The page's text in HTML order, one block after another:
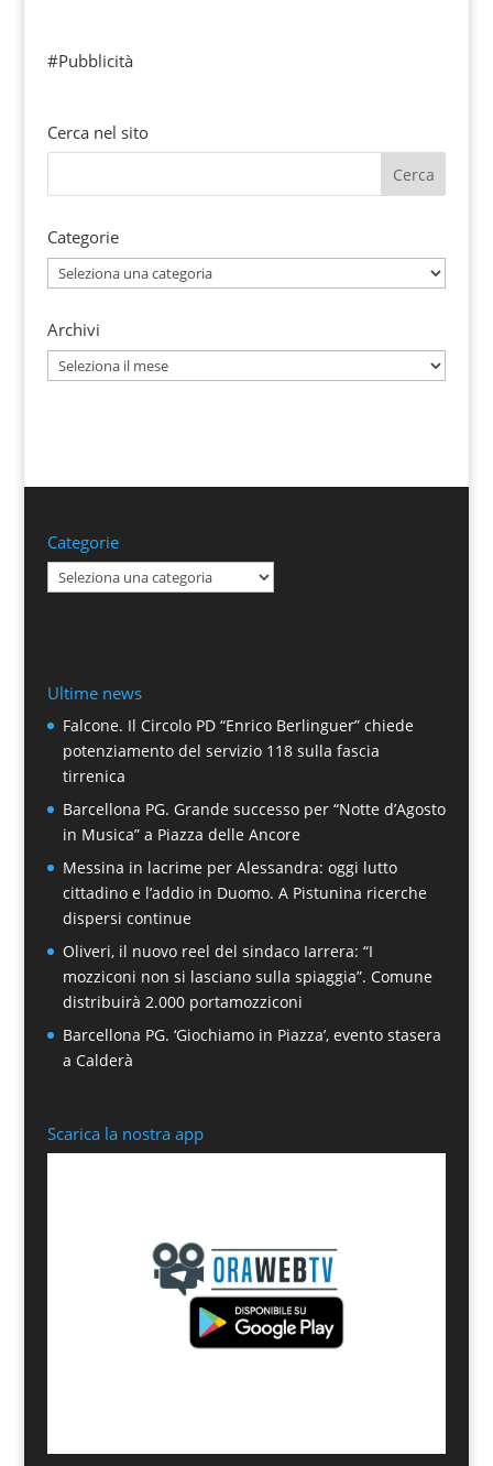
#Pubblicità
Cerca nel sito
Categorie
Categorie
Archivi
Archivi
Categorie
Categorie
Ultime news
Falcone. Il Circolo PD “Enrico Berlinguer” chiede
potenziamento del servizio 118 sulla fascia
tirrenica
Barcellona PG. Grande successo per “Notte d’Agosto
in Musica” a Piazza delle Ancore
Messina in lacrime per Alessandra: oggi lutto
cittadino e l’addio in Duomo. A Pistunina ricerche
dispersi continue
Oliveri, il nuovo reel del sindaco Iarrera: “I
mozziconi non si lasciano sulla spiaggia”. Comune
distribuirà 2.000 portamozziconi
Barcellona PG. ‘Giochiamo in Piazza’, evento stasera
a Calderà
Scarica la nostra app